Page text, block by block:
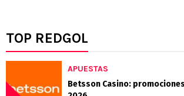
TOP REDGOL
APUESTAS
Betsson Casino: